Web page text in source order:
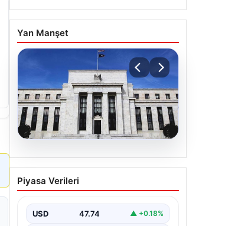
Yan Manşet
Fed faizi sabit tuttu
Piyasa Verileri
USD 47.74 ▲ +0.18%